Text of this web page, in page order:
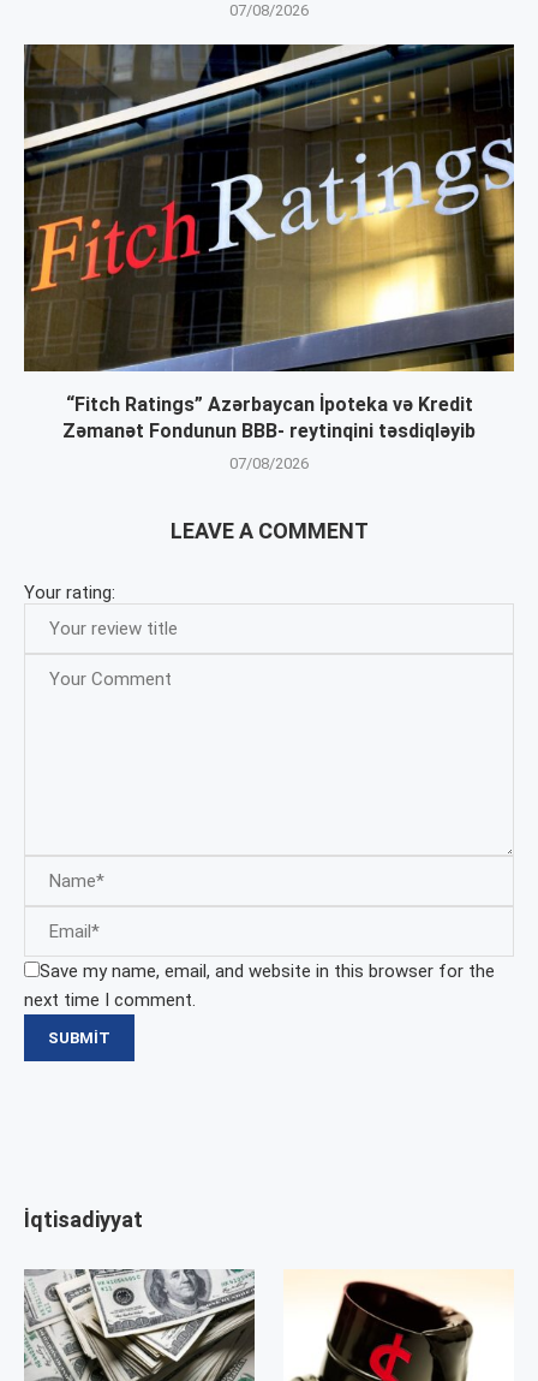
07/08/2026
“Fitch Ratings” Azərbaycan İpoteka və Kredit
Zəmanət Fondunun BBB- reytinqini təsdiqləyib
07/08/2026
LEAVE A COMMENT
Your rating:
Save my name, email, and website in this browser for the
next time I comment.
İqtisadiyyat